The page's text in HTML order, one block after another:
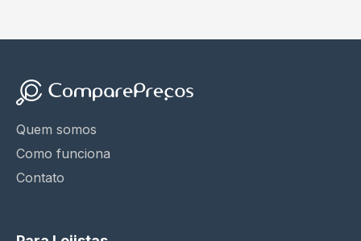
Quem somos
Como funciona
Contato